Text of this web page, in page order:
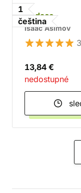
1
čeština
Nadace
Isaac Asimov
13,84 €
nedostupné